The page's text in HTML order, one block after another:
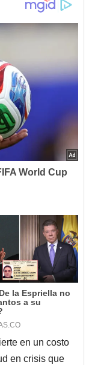
en un costo
en crisis que